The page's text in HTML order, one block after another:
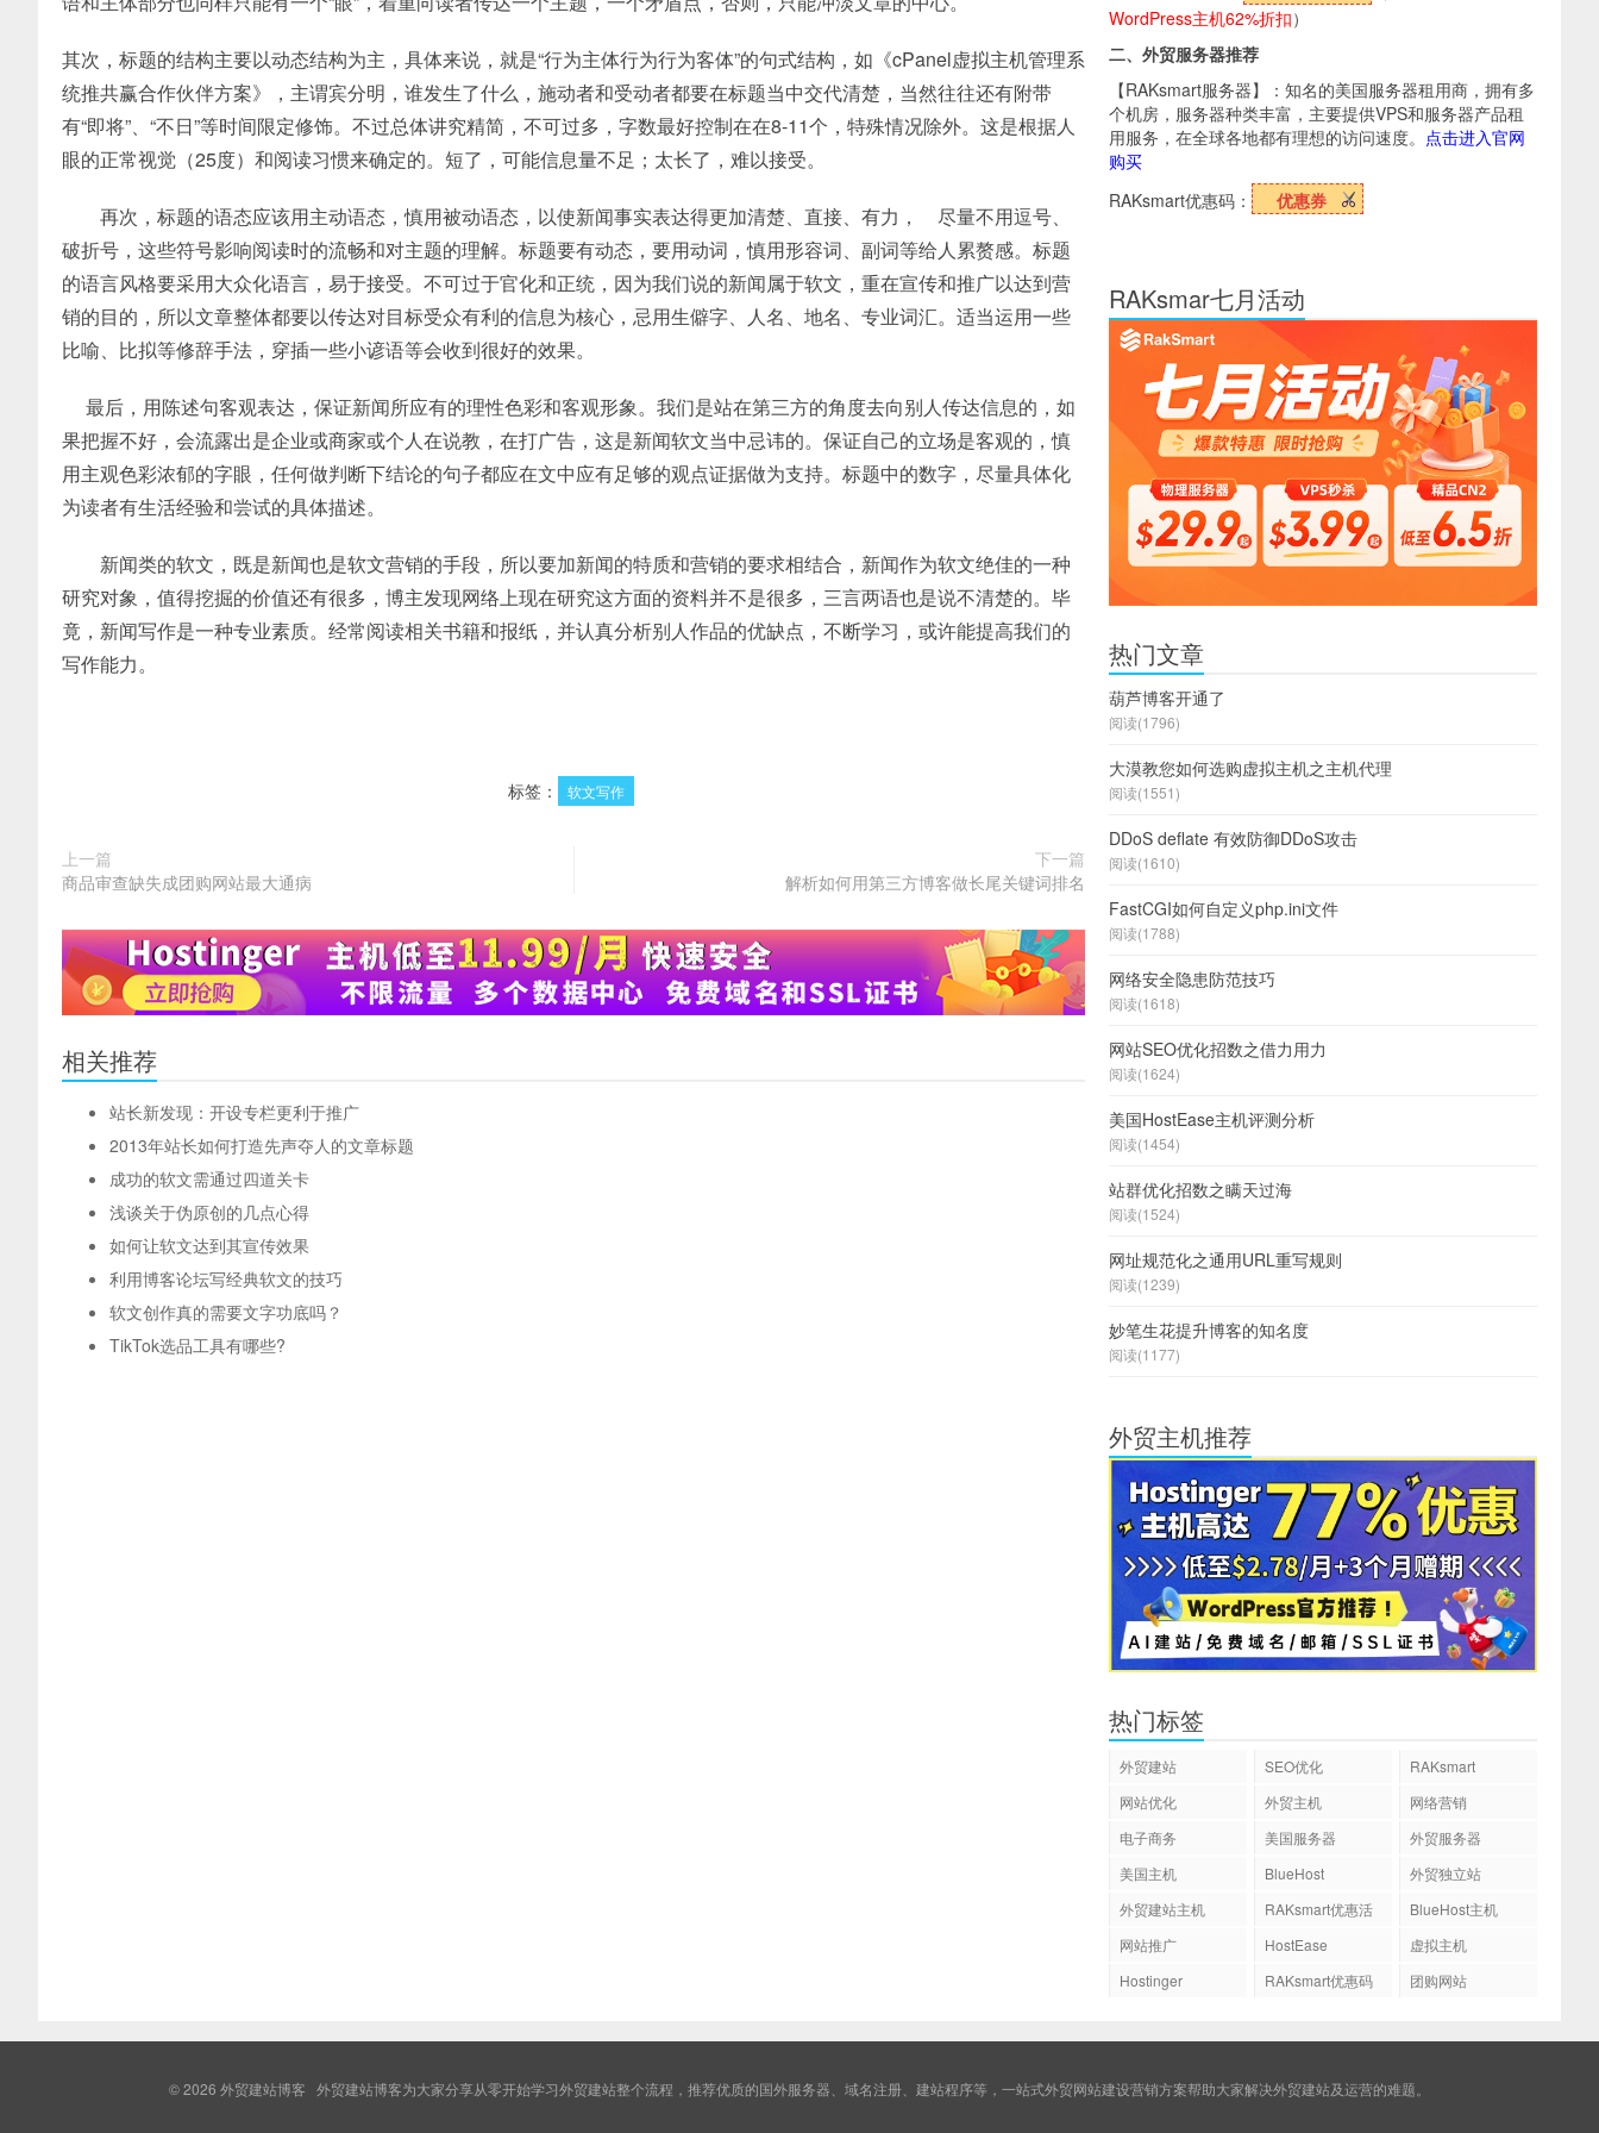
其次，标题的结构主要以动态结构为主，具体来说，就是“行为主体行为行为客体”的句式结构，如《cPanel虚拟主机管理系
统推共赢合作伙伴方案》，主谓宾分明，谁发生了什么，施动者和受动者都要在标题当中交代清楚，当然往往还有附带
有“即将”、“不日”等时间限定修饰。不过总体讲究精简，不可过多，字数最好控制在在8-11个，特殊情况除外。这是根据人
眼的正常视觉（25度）和阅读习惯来确定的。短了，可能信息量不足；太长了，难以接受。
再次，标题的语态应该用主动语态，慎用被动语态，以使新闻事实表达得更加清楚、直接、有力， 尽量不用逗号、
破折号，这些符号影响阅读时的流畅和对主题的理解。标题要有动态，要用动词，慎用形容词、副词等给人累赘感。标题
的语言风格要采用大众化语言，易于接受。不可过于官化和正统，因为我们说的新闻属于软文，重在宣传和推广以达到营
销的目的，所以文章整体都要以传达对目标受众有利的信息为核心，忌用生僻字、人名、地名、专业词汇。适当运用一些
比喻、比拟等修辞手法，穿插一些小谚语等会收到很好的效果。
最后，用陈述句客观表达，保证新闻所应有的理性色彩和客观形象。我们是站在第三方的角度去向别人传达信息的，如
果把握不好，会流露出是企业或商家或个人在说教，在打广告，这是新闻软文当中忌讳的。保证自己的立场是客观的，慎
用主观色彩浓郁的字眼，任何做判断下结论的句子都应在文中应有足够的观点证据做为支持。标题中的数字，尽量具体化
为读者有生活经验和尝试的具体描述。
新闻类的软文，既是新闻也是软文营销的手段，所以要加新闻的特质和营销的要求相结合，新闻作为软文绝佳的一种
研究对象，值得挖掘的价值还有很多，博主发现网络上现在研究这方面的资料并不是很多，三言两语也是说不清楚的。毕
竟，新闻写作是一种专业素质。经常阅读相关书籍和报纸，并认真分析别人作品的优缺点，不断学习，或许能提高我们的
写作能力。
标签： 软文写作
上一篇
商品审查缺失成团购网站最大通病
下一篇
解析如何用第三方博客做长尾关键词排名
相关推荐
站长新发现：开设专栏更利于推广
2013年站长如何打造先声夺人的文章标题
成功的软文需通过四道关卡
浅谈关于伪原创的几点心得
如何让软文达到其宣传效果
利用博客论坛写经典软文的技巧
软文创作真的需要文字功底吗？
TikTok选品工具有哪些?
WordPress主机62%折扣）
二、外贸服务器推荐
【RAKsmart服务器】：知名的美国服务器租用商，拥有多
个机房，服务器种类丰富，主要提供VPS和服务器产品租
用服务，在全球各地都有理想的访问速度。 点击进入官网
购买
RAKsmart优惠码：
优惠券
RAKsmar七月活动
热门文章
葫芦博客开通了
阅读(1796)
大漠教您如何选购虚拟主机之主机代理
阅读(1551)
DDoS deflate 有效防御DDoS攻击
阅读(1610)
FastCGI如何自定义php.ini文件
阅读(1788)
网络安全隐患防范技巧
阅读(1618)
网站SEO优化招数之借力用力
阅读(1624)
美国HostEase主机评测分析
阅读(1454)
站群优化招数之瞒天过海
阅读(1524)
网址规范化之通用URL重写规则
阅读(1239)
妙笔生花提升博客的知名度
阅读(1177)
外贸主机推荐
热门标签
外贸建站 SEO优化
RAKsmart
网站优化
外贸主机
网络营销
电子商务
美国服务器
外贸服务器
美国主机
BlueHost
外贸独立站
外贸建站主机
RAKsmart优惠活
BlueHost主机
网站推广
HostEase
虚拟主机
Hostinger
RAKsmart优惠码 团购网站
© 2026 外贸建站博客 外贸建站博客为大家分享从零开始学习外贸建站整个流程，推荐优质的国外服务器、域名注册、建站程序等，一站式外贸网站建设营销方案帮助大家解决外贸建站及运营的难题。